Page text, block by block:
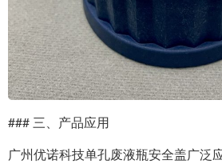
### 三、产品应用
广州优诺科技单孔废液瓶安全盖广泛